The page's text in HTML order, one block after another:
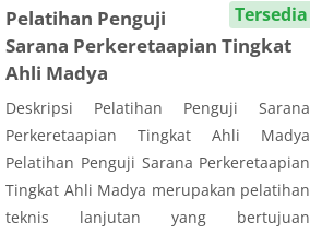
Tersedia
Pelatihan Penguji
Sarana Perkeretaapian Tingkat
Ahli Madya
Deskripsi Pelatihan Penguji Sarana
Perkeretaapian Tingkat Ahli Madya
Pelatihan Penguji Sarana Perkeretaapian
Tingkat Ahli Madya merupakan pelatihan
teknis lanjutan yang bertujuan